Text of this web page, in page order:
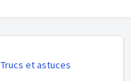
Trucs et astuces